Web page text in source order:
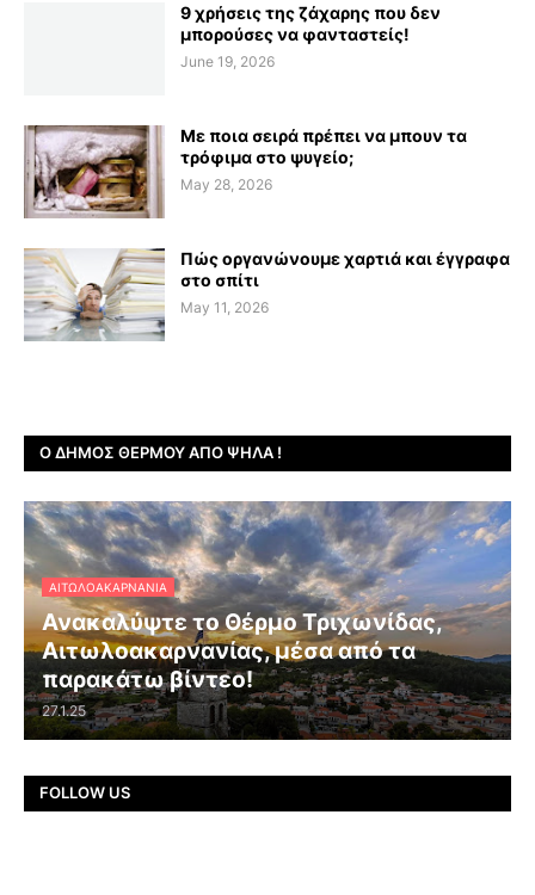
9 χρήσεις της ζάχαρης που δεν
μπορούσες να φανταστείς!
June 19, 2026
Με ποια σειρά πρέπει να μπουν τα
τρόφιμα στο ψυγείο;
May 28, 2026
Πώς οργανώνουμε χαρτιά και έγγραφα
στο σπίτι
May 11, 2026
Ο ΔΉΜΟΣ ΘΈΡΜΟΥ ΑΠΌ ΨΗΛΆ !
ΑΙΤΩΛΟΑΚΑΡΝΑΝΊΑ
Ανακαλύψτε το Θέρμο Τριχωνίδας,
Αιτωλοακαρνανίας, μέσα από τα
παρακάτω βίντεο!
27.1.25
FOLLOW US